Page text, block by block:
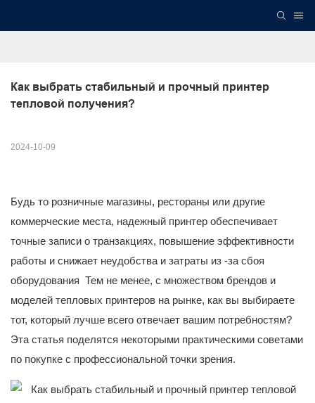
Как выбрать стабильный и прочный принтер
тепловой получения?
2024-10-09
Будь то розничные магазины, рестораны или другие
коммерческие места, надежный принтер обеспечивает
точные записи о транзакциях, повышение эффективности
работы и снижает неудобства и затраты из -за сбоя
оборудования Тем не менее, с множеством брендов и
моделей тепловых принтеров на рынке, как вы выбираете
тот, который лучше всего отвечает вашим потребностям?
Эта статья поделятся некоторыми практическими советами
по покупке с профессиональной точки зрения.